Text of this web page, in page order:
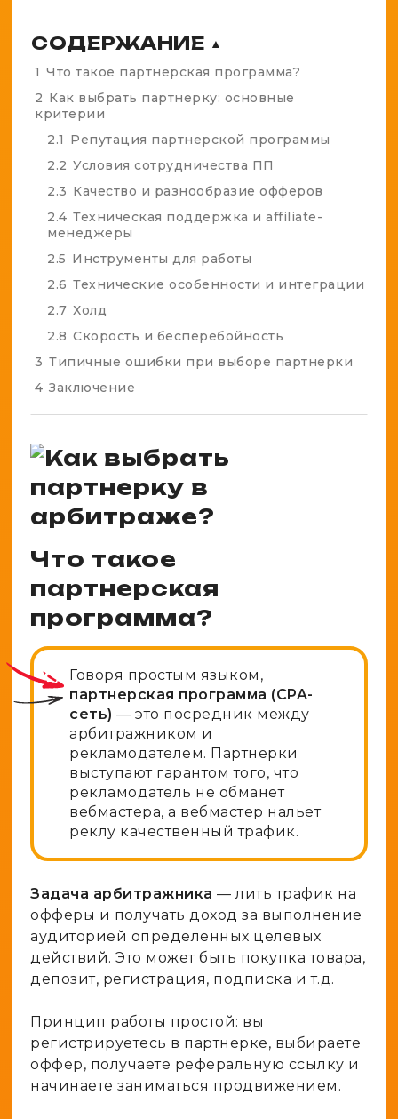
СОДЕРЖАНИЕ ▲
1 Что такое партнерская программа?
2 Как выбрать партнерку: основные
критерии
2.1 Репутация партнерской программы
2.2 Условия сотрудничества ПП
2.3 Качество и разнообразие офферов
2.4 Техническая поддержка и affiliate-
менеджеры
2.5 Инструменты для работы
2.6 Технические особенности и интеграции
2.7 Холд
2.8 Скорость и бесперебойность
3 Типичные ошибки при выборе партнерки
4 Заключение
Что такое
партнерская
программа?
Говоря простым языком,
партнерская программа (CPA-
сеть) — это посредник между
арбитражником и
рекламодателем. Партнерки
выступают гарантом того, что
рекламодатель не обманет
вебмастера, а вебмастер нальет
реклу качественный трафик.
Задача арбитражника — лить трафик на
офферы и получать доход за выполнение
аудиторией определенных целевых
действий. Это может быть покупка товара,
депозит, регистрация, подписка и т.д.
Принцип работы простой: вы
регистрируетесь в партнерке, выбираете
оффер, получаете реферальную ссылку и
начинаете заниматься продвижением.